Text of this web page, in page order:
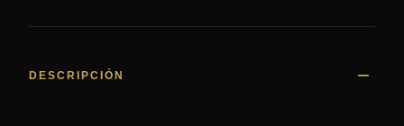
DESCRIPCIÓN